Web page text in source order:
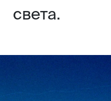
света.